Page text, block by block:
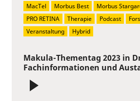
Makula-Thementag 2023 in
Fachinformationen und
MacTel
Morbus Best Morbus
PRO RETINA
Therapie Podcast
Veranstaltung
Hybrid